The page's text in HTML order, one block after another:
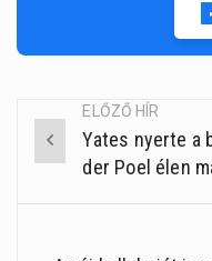
Post
navigation
ELŐZŐ HÍR
Yates nyerte a
der Poel élen